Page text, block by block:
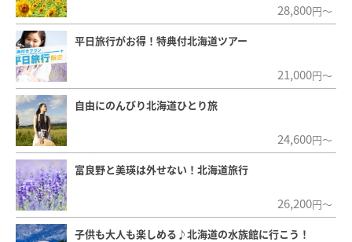
28,800円～
平日旅行がお得！特典付北海道ツアー
21,000円～
自由にのんびり北海道ひとり旅
24,600円～
富良野と美瑛は外せない！北海道旅行
26,200円～
子供も大人も楽しめる♪北海道の水族館に行こう！